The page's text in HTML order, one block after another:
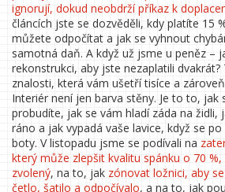
ignorují, dokud neobdrží příkaz k
článcích jste se dozvěděli, kdy platíte 15
můžete odpočítat a jak se vyhnout
samotná daň. A když už jsme u peněz –
rekonstrukci, aby jste nezaplatili
znalosti, která vám ušetří tisíce a
Interiér není jen barva stěny. Je to to, jak
probudíte, jak se vám hladí záda na židli,
ráno a jak vypadá vaše lavice, když se
boty. V listopadu jsme se podívali na
který může zlepšit kvalitu spánku o 70
zvolený, na to, jak zónovat ložnici, aby
četlo, šatilo a odpočívalo, a na to, jak